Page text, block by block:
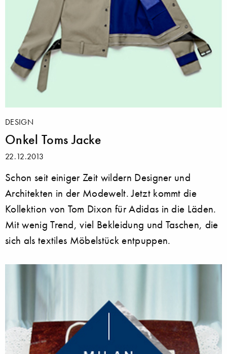
DESIGN
Onkel Toms Jacke
22.12.2013
Schon seit einiger Zeit wildern Designer und
Architekten in der Modewelt. Jetzt kommt die
Kollektion von Tom Dixon für Adidas in die Läden.
Mit wenig Trend, viel Bekleidung und Taschen, die
sich als textiles Möbelstück entpuppen.